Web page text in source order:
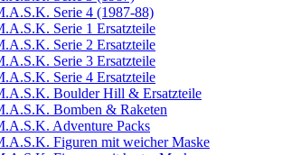
Serie 4 (1987-88)
Serie 1 Ersatzteile
Serie 2 Ersatzteile
Serie 3 Ersatzteile
Serie 4 Ersatzteile
Boulder Hill & Ersatzteile
Bomben & Raketen
Adventure Packs
Figuren mit weicher Maske